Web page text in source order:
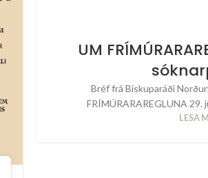
UM
Bréf frá Biskuparáði
FRÍMÚRARAREGLUNA 29.
LESA